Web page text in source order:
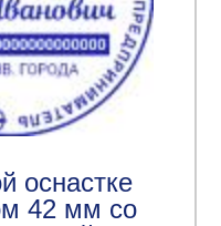
оснастке
42 мм со